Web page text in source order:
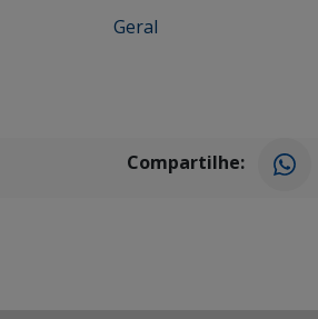
Geral
Compartilhe: